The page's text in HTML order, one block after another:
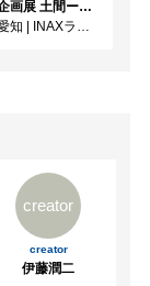
企画展 土間ーつくって、つかって、再発見ー
知 | INAXライブミュージアム
creator
creator
伊藤潤二